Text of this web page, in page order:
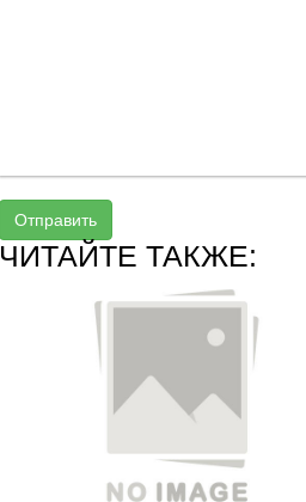
Отправить
ЧИТАЙТЕ ТАКЖЕ: